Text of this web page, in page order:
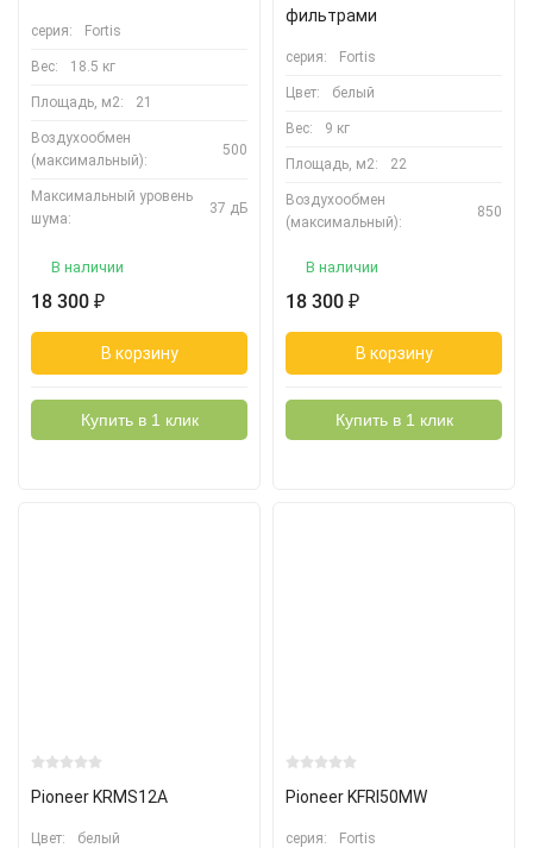
серия: Fortis
Вес: 18.5 кг
Площадь, м2: 21
Воздухообмен
(максимальный):
500
Максимальный уровень
шума:
37 дБ
В наличии
18 300 ₽
В корзину
Купить в 1 клик
фильтрами
серия: Fortis
Цвет: белый
Вес: 9 кг
Площадь, м2: 22
Воздухообмен
(максимальный):
850
В наличии
18 300 ₽
В корзину
Купить в 1 клик
Pioneer KRMS12A
Цвет: белый
Pioneer KFRI50MW
серия: Fortis